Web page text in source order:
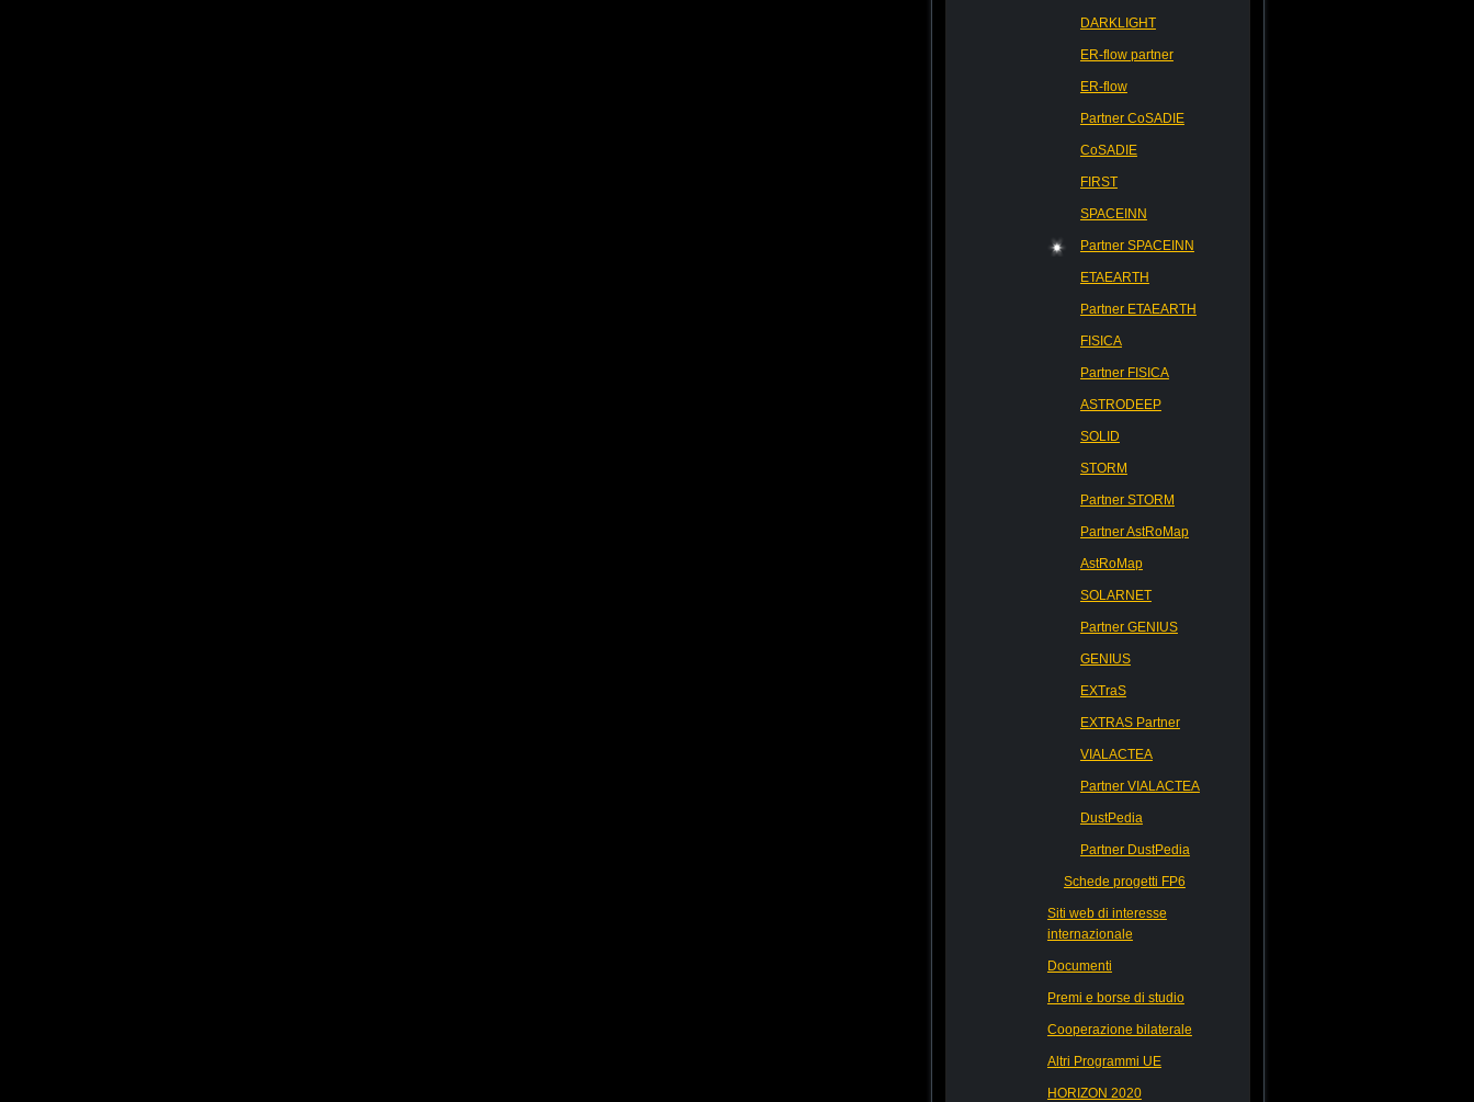
DARKLIGHT
ER-flow partner
ER-flow
Partner CoSADIE
CoSADIE
FIRST
SPACEINN
Partner SPACEINN
ETAEARTH
Partner ETAEARTH
FISICA
Partner FISICA
ASTRODEEP
SOLID
STORM
Partner STORM
Partner AstRoMap
AstRoMap
SOLARNET
Partner GENIUS
GENIUS
EXTraS
EXTRAS Partner
VIALACTEA
Partner VIALACTEA
DustPedia
Partner DustPedia
Schede progetti FP6
Siti web di interesse
internazionale
Documenti
Premi e borse di studio
Cooperazione bilaterale
Altri Programmi UE
HORIZON 2020